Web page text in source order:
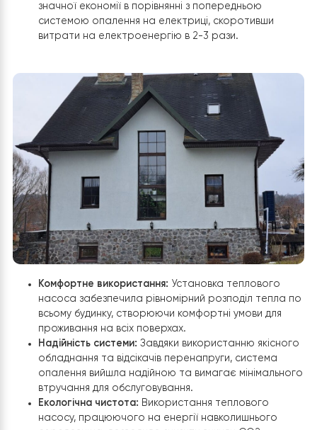
Підключення до системи розумного
керування: Тепловий насос підключено до
розумного будинку через Wi-Fi, що дозволяє
опалення дистанційно.
Вигода для клієнта
Зниження витрат на електроенергію: Завдяки
високій ефективності
теплового насоса Raymer FA-08
клієнт досяг
значної економії в порівнянні з попередньою
системою опалення на електриці, скоротивши
витрати на електроенергію в 2-3 рази.